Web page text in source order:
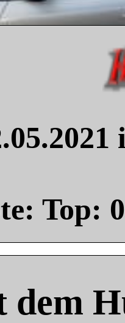
Top: 0